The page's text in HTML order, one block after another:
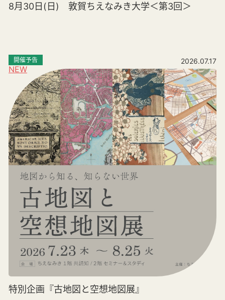
8月30日(日) 敦賀ちえなみき大学＜第3回＞
NEW
開催予告 2026.07.17
特別企画『古地図と空想地図展』